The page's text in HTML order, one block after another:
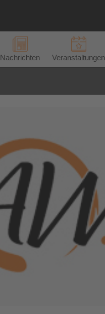
Nachrichten Veranstaltungen